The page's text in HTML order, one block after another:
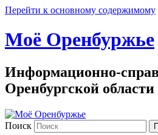
Перейти к основному содержимому
Моё Оренбуржье
Информационно-
Оренбургской области
Поиск